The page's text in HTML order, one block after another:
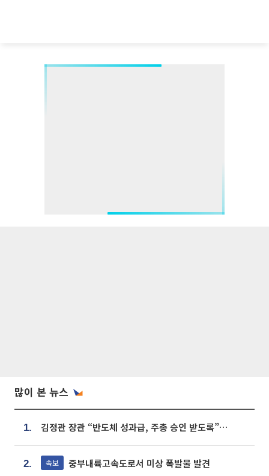
많이 본 뉴스
1. 김정관 장관 “반도체 성과급, 주총 승인 받도록”…상법·자본시장법 개정 시사
2. 속보 중부내륙고속도로서 미상 폭발물 발견